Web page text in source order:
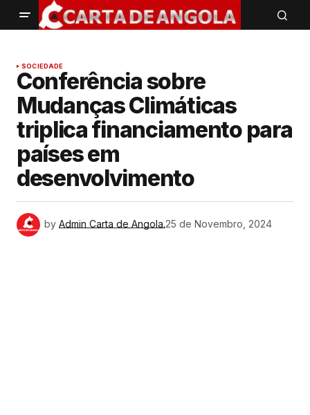
SOCIEDADE
Conferência sobre
Mudanças Climáticas
triplica financiamento para
países em
desenvolvimento
by Admin Carta de Angola.25 de Novembro, 2024